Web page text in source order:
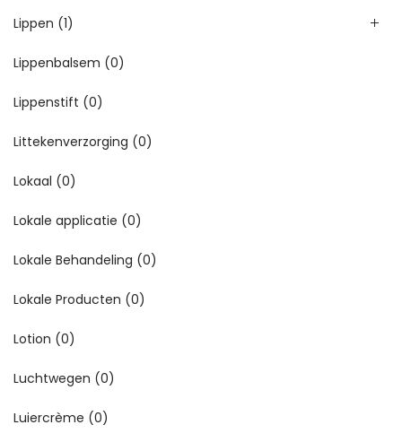
Lippen (1)
Lippenbalsem (0)
Lippenstift (0)
Littekenverzorging (0)
Lokaal (0)
Lokale applicatie (0)
Lokale Behandeling (0)
Lokale Producten (0)
Lotion (0)
Luchtwegen (0)
Luiercrème (0)